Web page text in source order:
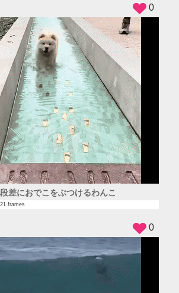
差におでこをぶつけるわんこ
frames
0
0